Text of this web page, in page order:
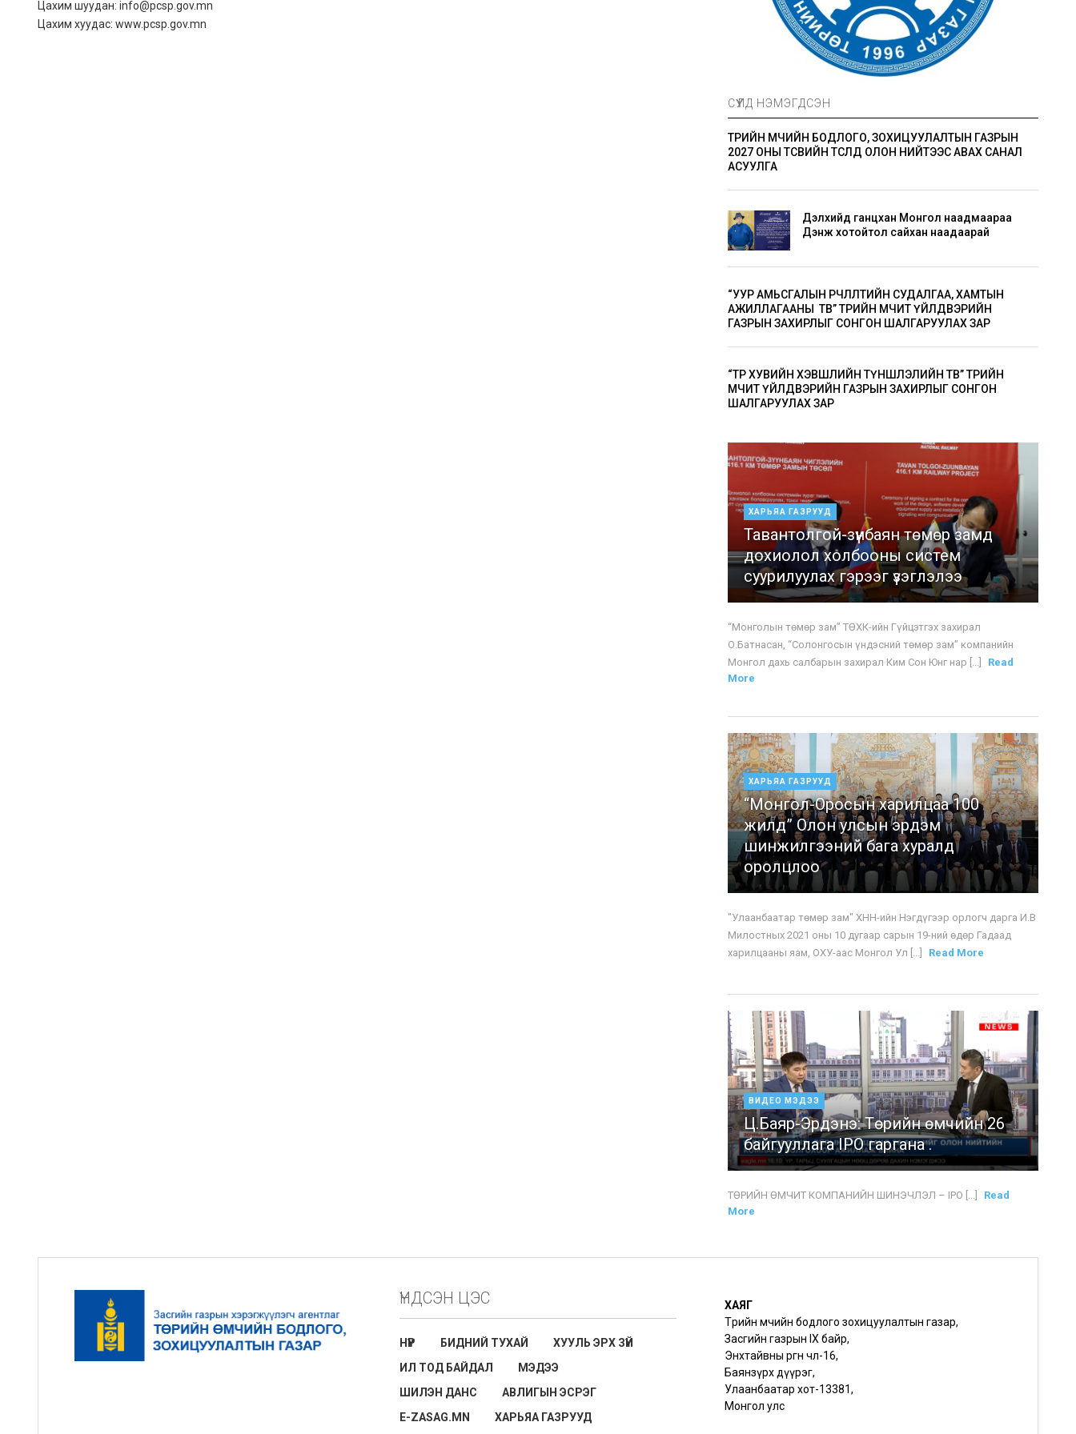
Цахим шуудан: info@pcsp.gov.mn
Цахим хуудас: www.pcsp.gov.mn
СҮҮЛД НЭМЭГДСЭН
ТӨРИЙН ӨМЧИЙН БОДЛОГО, ЗОХИЦУУЛАЛТЫН ГАЗРЫН
2027 ОНЫ ТӨСВИЙН ТӨСӨЛД ОЛОН НИЙТЭЭС АВАХ САНАЛ
АСУУЛГА
Дэлхийд ганцхан Монгол наадмаараа
Дэнж хотойтол сайхан наадаарай
“УУР АМЬСГАЛЫН ӨӨРЧЛӨЛТИЙН СУДАЛГАА, ХАМТЫН
АЖИЛЛАГААНЫ ТӨВ” ТӨРИЙН ӨМЧИТ ҮЙЛДВЭРИЙН
ГАЗРЫН ЗАХИРЛЫГ СОНГОН ШАЛГАРУУЛАХ ЗАР
“ТӨР ХУВИЙН ХЭВШЛИЙН ТҮНШЛЭЛИЙН ТӨВ” ТӨРИЙН
ӨМЧИТ ҮЙЛДВЭРИЙН ГАЗРЫН ЗАХИРЛЫГ СОНГОН
ШАЛГАРУУЛАХ ЗАР
ХАРЬЯА ГАЗРУУД
Тавантолгой-зүүнбаян төмөр замд
дохиолол холбооны систем
суурилуулах гэрээг үзэглэлээ
“Монголын төмөр зам” ТӨХК-ийн Гүйцэтгэх захирал
О.Батнасан, “Солонгосын үндэсний төмөр зам” компанийн
Монгол дахь салбарын захирал Ким Сон Юнг нар [...]
Read
More
ХАРЬЯА ГАЗРУУД
“Монгол-Оросын харилцаа 100
жилд” Олон улсын эрдэм
шинжилгээний бага хуралд
оролцлоо
"Улаанбаатар төмөр зам" ХНН-ийн Нэгдүгээр орлогч дарга И.В
Милостных 2021 оны 10 дугаар сарын 19-ний өдөр Гадаад
харилцааны яам, ОХУ-аас Монгол Ул [...]
Read More
ВИДЕО МЭДЭЭ
Ц.Баяр-Эрдэнэ: Төрийн өмчийн 26
байгууллага IPO гаргана .
ТӨРИЙН ӨМЧИТ КОМПАНИЙН ШИНЭЧЛЭЛ – IPO [...]
Read
More
ҮНДСЭН ЦЭС
НҮҮР БИДНИЙ ТУХАЙ
ХУУЛЬ ЭРХ ЗҮЙ
ИЛ ТОД БАЙДАЛ
МЭДЭЭ
ШИЛЭН ДАНС
АВЛИГЫН ЭСРЭГ
E-ZASAG.MN
ХАРЬЯА ГАЗРУУД
ХАЯГ
Төрийн өмчийн бодлого зохицуулалтын газар,
Засгийн газрын IX байр,
Энхтайвны өргөн чөлөө-16,
Баянзүрх дүүрэг,
Улаанбаатар хот-13381,
Монгол улс